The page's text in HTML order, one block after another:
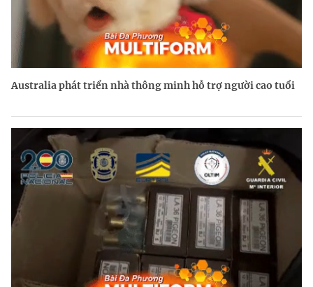
Australia phát triển nhà thông minh hỗ trợ người cao tuổi